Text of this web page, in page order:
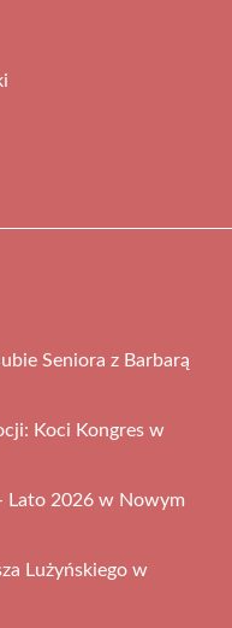
Seniora z Barbarą
Koci Kongres w
Lato 2026 w Nowym
Lużyńskiego w